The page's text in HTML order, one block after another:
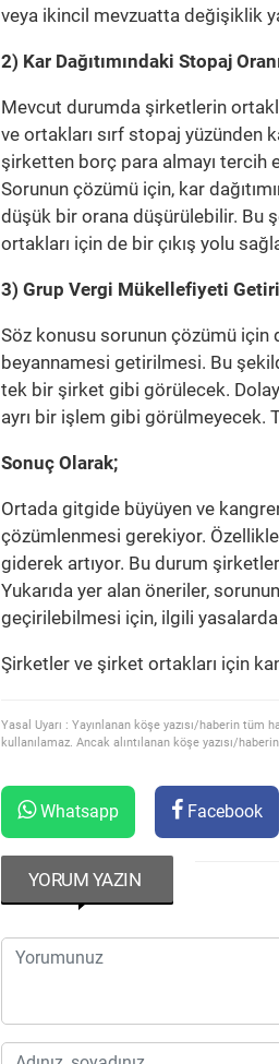
veya ikincil mevzuatta değişiklik
2) Kar Dağıtımındaki Stopaj
Mevcut durumda şirketlerin
ve ortakları sırf stopaj yüzünden
şirketten borç para almayı tercih
Sorunun çözümü için, kar
düşük bir orana düşürülebilir. Bu
ortakları için de bir çıkış yolu
3) Grup Vergi Mükellefiyeti
Söz konusu sorunun çözümü
beyannamesi getirilmesi. Bu
tek bir şirket gibi görülecek.
ayrı bir işlem gibi görülmeyecek.
Sonuç Olarak;
Ortada gitgide büyüyen ve
çözümlenmesi gerekiyor.
giderek artıyor. Bu durum
Yukarıda yer alan öneriler,
geçirilebilmesi için, ilgili
Şirketler ve şirket ortakları için
Yasal Uyarı : Yayınlanan köşe yazısı/haberin tüm
kullanılamaz. Ancak alıntılanan köşe yazısı/
Whatsapp Facebook
YORUM YAZIN